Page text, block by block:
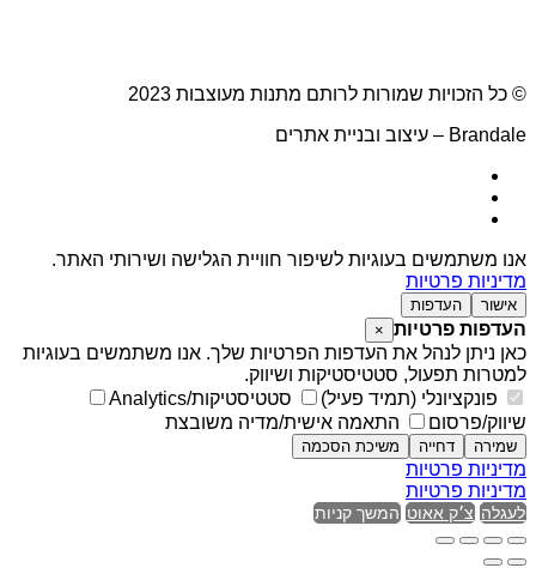
© כל הזכויות שמורות לרותם מתנות מעוצבות 2023
Brandale – עיצוב ובניית אתרים
אנו משתמשים בעוגיות לשיפור חוויית הגלישה ושירותי האתר.
מדיניות פרטיות
אישור העדפות
העדפות פרטיות ×
כאן ניתן לנהל את העדפות הפרטיות שלך. אנו משתמשים בעוגיות
למטרות תפעול, סטטיסטיקות ושיווק.
פונקציונלי (תמיד פעיל)
סטטיסטיקות/Analytics
שיווק/פרסום
התאמה אישית/מדיה משובצת
שמירה דחייה משיכת הסכמה
מדיניות פרטיות
מדיניות פרטיות
לעגלה צ׳ק אאוט המשך קניות